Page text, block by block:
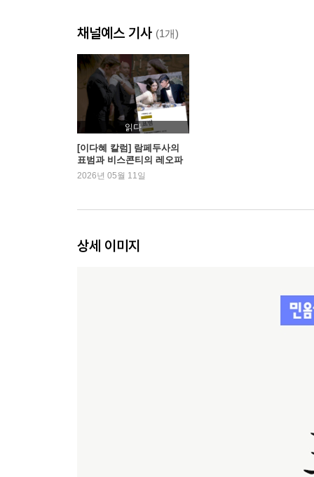
채널예스 기사 (1개)
읽다
[이다혜 칼럼] 람페두사의
표범과 비스콘티의 레오파
드 사이에서 | 예스24
2026년 05월 11일
상세 이미지